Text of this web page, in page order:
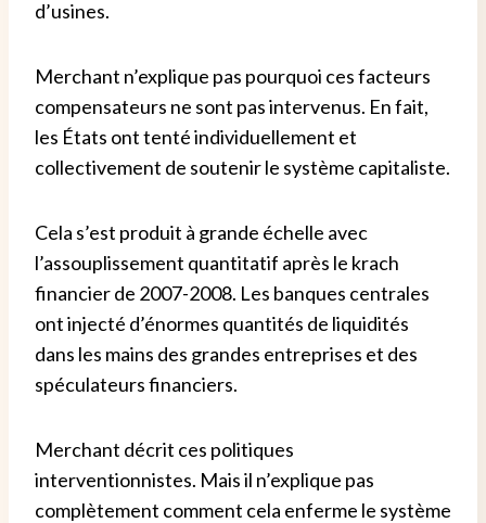
d’usines.
Merchant n’explique pas pourquoi ces facteurs
compensateurs ne sont pas intervenus. En fait,
les États ont tenté individuellement et
collectivement de soutenir le système capitaliste.
Cela s’est produit à grande échelle avec
l’assouplissement quantitatif après le krach
financier de 2007-2008. Les banques centrales
ont injecté d’énormes quantités de liquidités
dans les mains des grandes entreprises et des
spéculateurs financiers.
Merchant décrit ces politiques
interventionnistes. Mais il n’explique pas
complètement comment cela enferme le système